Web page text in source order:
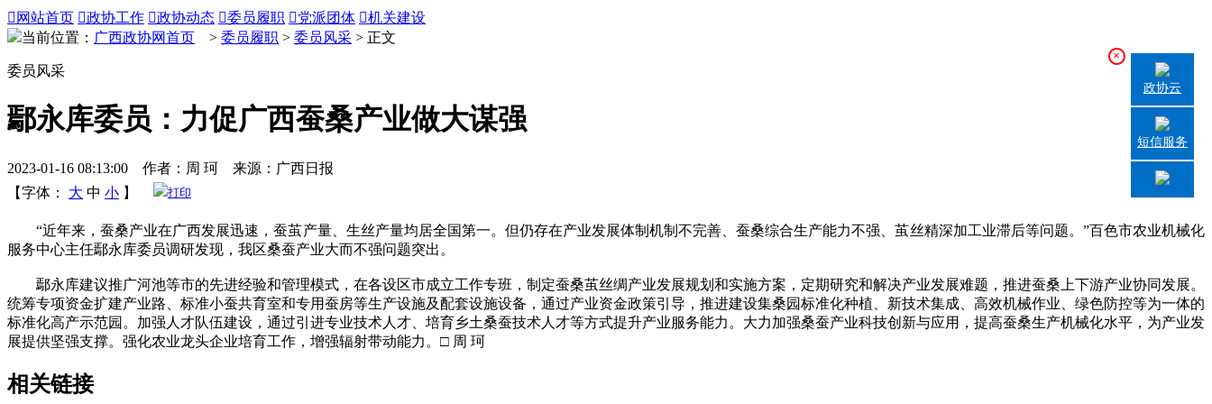
 网站首页 政协工作 政协动态 委员履职 党派团体 机关建设
当前位置： 广西政协网首页 > 委员履职 > 委员风采 > 正文
委员风采
鄢永库委员：力促广西蚕桑产业做大谋强
2023-01-16 08:13:00 作者：周 珂 来源：广西日报
【字体：
大 中 小 】 打印
“近年来，蚕桑产业在广西发展迅速，蚕茧产量、生丝产量均居全国第一。但仍存在产业发展体制机制不完善、蚕桑综合生产能力不强、茧丝精深加工业滞后等问题。”百色市农业机械化
服务中心主任鄢永库委员调研发现，我区桑蚕产业大而不强问题突出。
鄢永库建议推广河池等市的先进经验和管理模式，在各设区市成立工作专班，制定蚕桑茧丝绸产业发展规划和实施方案，定期研究和解决产业发展难题，推进蚕桑上下游产业协同发展。
统筹专项资金扩建产业路、标准小蚕共育室和专用蚕房等生产设施及配套设施设备，通过产业资金政策引导，推进建设集桑园标准化种植、新技术集成、高效机械作业、绿色防控等为一体的
标准化高产示范园。加强人才队伍建设，通过引进专业技术人才、培育乡土桑蚕技术人才等方式提升产业服务能力。大力加强桑蚕产业科技创新与应用，提高蚕桑生产机械化水平，为产业发
展提供坚强支撑。强化农业龙头企业培育工作，增强辐射带动能力。□ 周 珂
相关链接
×
政协云
短信服务